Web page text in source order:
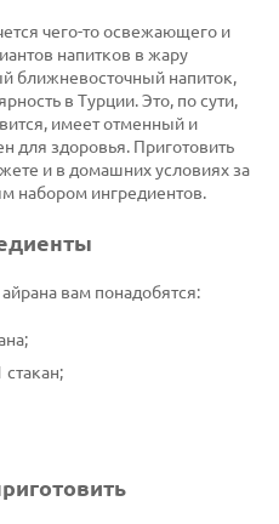
чего-то освежающего и
напитков в жару
ближневосточный напиток,
в Турции. Это, по сути,
имеет отменный и
для здоровья. Приготовить
и в домашних условиях за
набором ингредиентов.
вам понадобятся:
стакан;